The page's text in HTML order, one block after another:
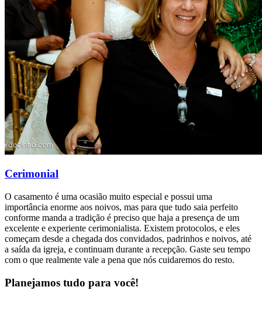
Cerimonial
O casamento é uma ocasião muito especial e possui uma
importância enorme aos noivos, mas para que tudo saia perfeito
conforme manda a tradição é preciso que haja a presença de um
excelente e experiente cerimonialista. Existem protocolos, e eles
começam desde a chegada dos convidados, padrinhos e noivos, até
a saída da igreja, e continuam durante a recepção. Gaste seu tempo
com o que realmente vale a pena que nós cuidaremos do resto.
Planejamos tudo para você!